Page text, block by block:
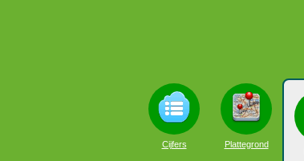
Cijfers Plattegrond